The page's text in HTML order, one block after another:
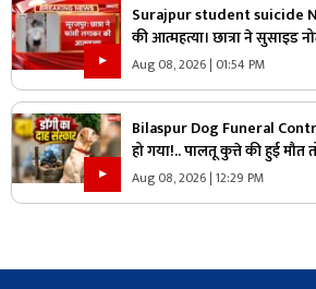
Surajpur student suicide
की आत्महत्या। छात्रा ने सुसाइड
Aug 08, 2026 | 01:54 PM
Bilaspur Dog Funeral
हो गया!.. पालतू कुत्ते की हुई
दाह संस्कार तो शुरू हो गया हंगामा
Aug 08, 2026 | 12:29 PM